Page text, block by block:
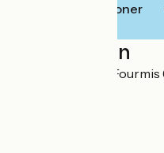
Téléphoner
Localisation
2 rue des Petites